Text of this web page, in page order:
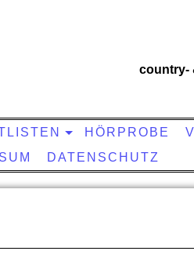
country-
HÖRPROBE
DATENSCHUTZ